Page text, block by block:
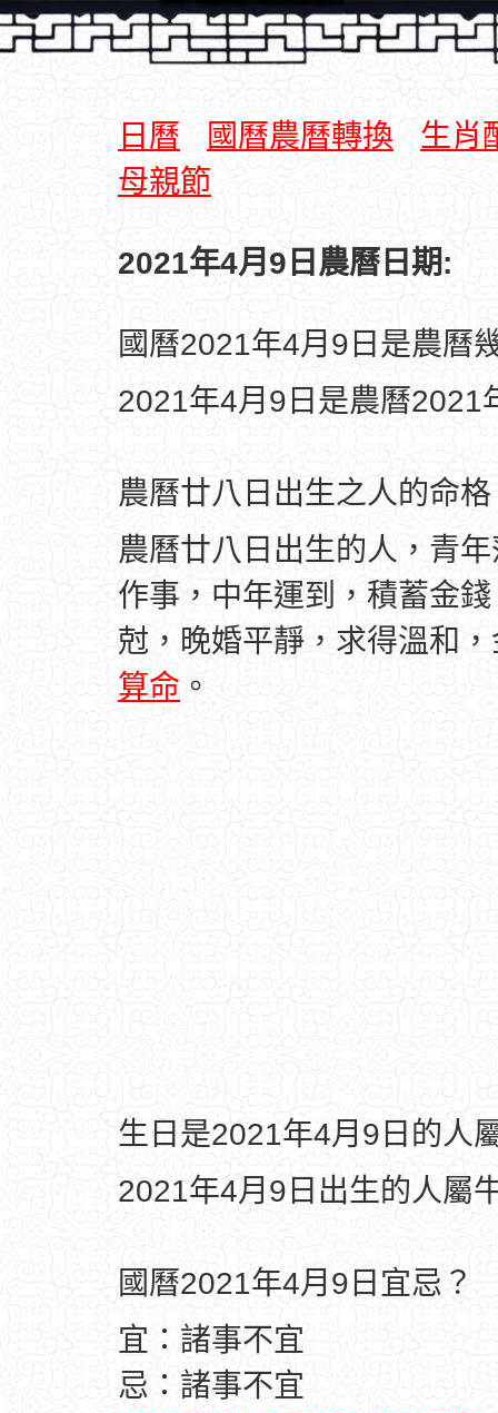
日曆 國曆農曆轉換
生肖
母親節
2021年4月9日農曆日期:
國曆2021年4月9日是農曆
2021年4月9日是農曆2021
農曆廿八日出生之人的命
農曆廿八日出生的人，青
作事，中年運到，積蓄金
尅，晚婚平靜，求得溫和
算命 。
生日是2021年4月9日的人
2021年4月9日出生的人屬
國曆2021年4月9日宜忌？
宜：諸事不宜
忌：諸事不宜